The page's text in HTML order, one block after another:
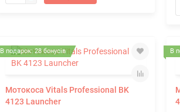
В подарок: 28 бонусів
Мотокоса Vitals Professional BK
4123 Launcher
В